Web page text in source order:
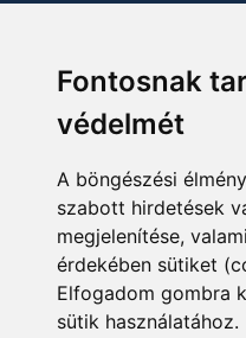
Fontosnak
védelmét
A böngészési
szabott hirdetések
megjelenítése,
érdekében sütiket
Elfogadom gombra
sütik használatához.